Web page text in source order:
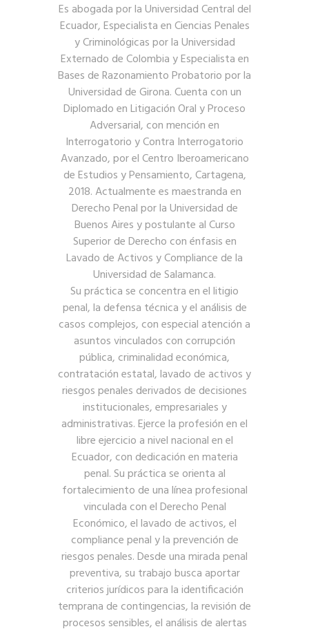
Es abogada por la Universidad Central del
Ecuador, Especialista en Ciencias Penales
y Criminológicas por la Universidad
Externado de Colombia y Especialista en
Bases de Razonamiento Probatorio por la
Universidad de Girona. Cuenta con un
Diplomado en Litigación Oral y Proceso
Adversarial, con mención en
Interrogatorio y Contra Interrogatorio
Avanzado, por el Centro Iberoamericano
de Estudios y Pensamiento, Cartagena,
2018. Actualmente es maestranda en
Derecho Penal por la Universidad de
Buenos Aires y postulante al Curso
Superior de Derecho con énfasis en
Lavado de Activos y Compliance de la
Universidad de Salamanca.
Su práctica se concentra en el litigio
penal, la defensa técnica y el análisis de
casos complejos, con especial atención a
asuntos vinculados con corrupción
pública, criminalidad económica,
contratación estatal, lavado de activos y
riesgos penales derivados de decisiones
institucionales, empresariales y
administrativas. Ejerce la profesión en el
libre ejercicio a nivel nacional en el
Ecuador, con dedicación en materia
penal. Su práctica se orienta al
fortalecimiento de una línea profesional
vinculada con el Derecho Penal
Económico, el lavado de activos, el
compliance penal y la prevención de
riesgos penales. Desde una mirada penal
preventiva, su trabajo busca aportar
criterios jurídicos para la identificación
temprana de contingencias, la revisión de
procesos sensibles, el análisis de alertas